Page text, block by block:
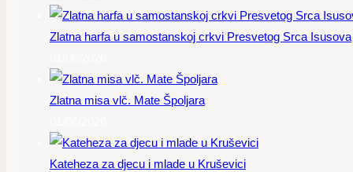
Zlatna harfa u samostanskoj crkvi Presvetog Srca Isusova
Zlatna misa vlč. Mate Špoljara
Kateheza za djecu i mlade u Kruševici